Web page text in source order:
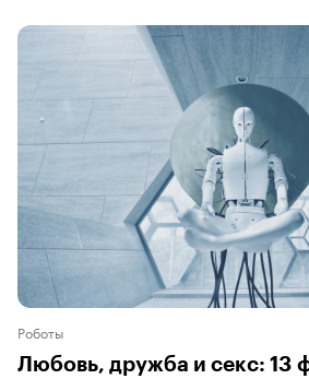
Роботы
Любовь, дружба и секс: 13